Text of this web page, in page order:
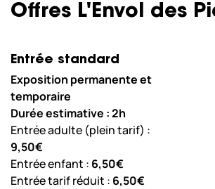
Nous sommes
fermés.
Nous ouvrons
à 18:00.
d’ouvertures
Offres L'Envol des
Entrée standard
Exposition permanente et
temporaire
Durée estimative : 2h
Entrée adulte (plein tarif) :
9,50€
Entrée enfant : 6,50€
Entrée tarif réduit : 6,50€